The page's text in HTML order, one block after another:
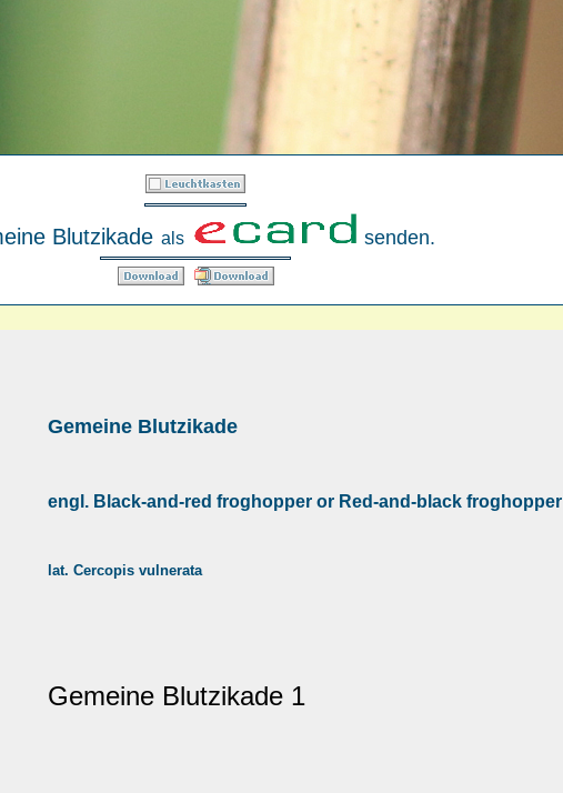
Blutzikade als senden.
Gemeine Blutzikade
engl. Black-and-red froghopper or Red-and-black froghopper
lat. Cercopis vulnerata
Gemeine Blutzikade 1